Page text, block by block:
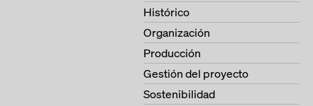
Histórico
Organización
Producción
Gestión del proyecto
Sostenibilidad